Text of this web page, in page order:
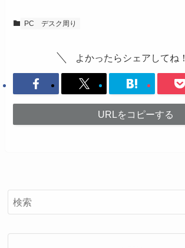
PC デスク周り
よかったらシェアしてね！
URLをコピーする